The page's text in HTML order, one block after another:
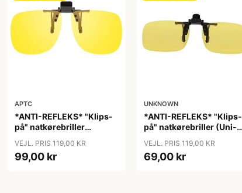
APTC
*ANTI-REFLEKS* "Klips-
på" natkørebriller
VEJL. PRIS 119,00 KR
99,00 kr
UNKNOWN
*ANTI-REFLEKS* "Klips-
på" natkørebriller (Uni-
VEJL. PRIS 119,00 KR
69,00 kr